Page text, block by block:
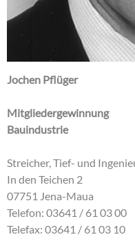
Jochen Pflüger
Mitgliedergewinnung
Bauindustrie
Streicher, Tief- und
In den Teichen 2
07751 Jena-Maua
Telefon: 03641 / 61 03 00
Telefax: 03641 / 61 03 10